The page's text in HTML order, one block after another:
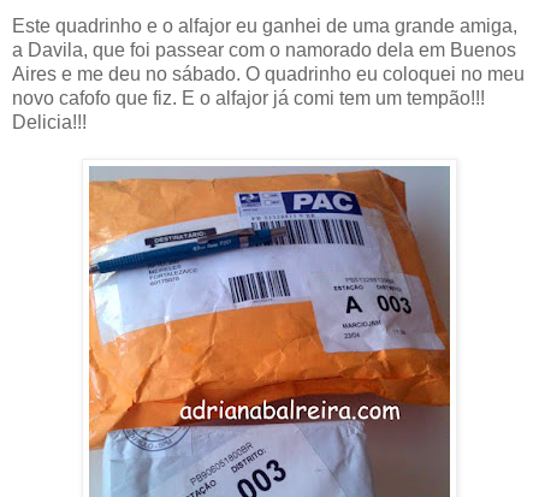
Este quadrinho e o alfajor eu ganhei de uma grande amiga,
a Davila, que foi passear com o namorado dela em Buenos
Aires e me deu no sábado. O quadrinho eu coloquei no meu
novo cafofo que fiz. E o alfajor já comi tem um tempão!!!
Delicia!!!